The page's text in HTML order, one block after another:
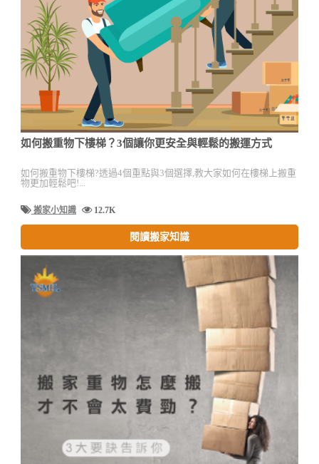
如何搬重物下樓梯？3個讓你更安全與輕鬆的搬運方式
如何搬重物下樓梯?透過4個重點與3個選擇,教大家如何在樓梯上搬重
物更加輕鬆吧!...
搬家小知識 12.7K
閱讀搬家知識